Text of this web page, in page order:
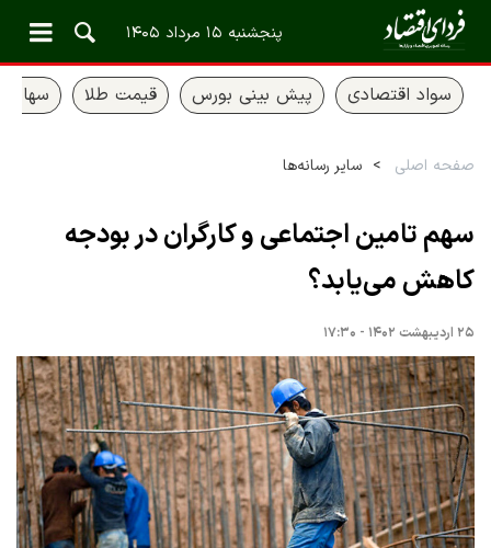
پنجشنبه ۱۵ مرداد ۱۴۰۵
سواد اقتصادی پیش بینی بورس قیمت طلا سهام
صفحه اصلی سایر رسانه‌ها
سهم تامین اجتماعی و کارگران در بودجه
کاهش می‌یابد؟
۲۵ اردیبهشت ۱۴۰۲ - ۱۷:۳۰